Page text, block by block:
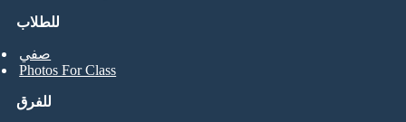
للطلاب
صفي
Photos For Class
للفرق